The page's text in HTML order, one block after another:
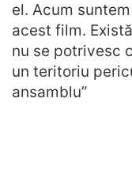
el. Acum
acest film.
nu se potrivesc
un teritoriu
ansamblu”